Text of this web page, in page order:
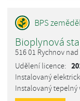
Bioplynová
516 01 Rychnov